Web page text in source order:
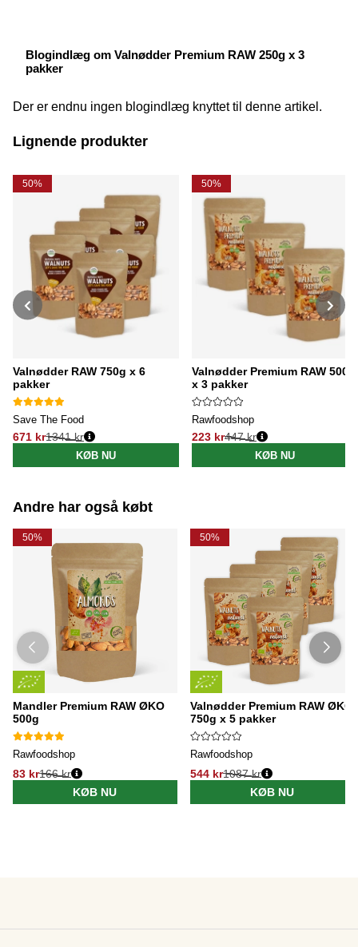
Blogindlæg om Valnødder Premium RAW 250g x 3
pakker
Der er endnu ingen blogindlæg knyttet til denne artikel.
Lignende produkter
50%
Valnødder RAW 750g x 6
pakker
Save The Food
671 kr
Normalpris:
1341 kr
KØB NU
50%
Valnødder Premium RAW 500g
x 3 pakker
Rawfoodshop
223 kr
Normalpris:
447 kr
KØB NU
Andre har også købt
50%
Mandler Premium RAW ØKO
500g
Rawfoodshop
83 kr166 kr
KØB NU
50%
Valnødder Premium RAW ØKO
750g x 5 pakker
Rawfoodshop
544 kr1087 kr
KØB NU